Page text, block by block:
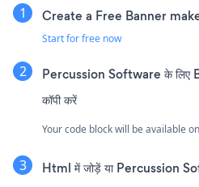
Create a Free Banner
Start for free now
Percussion Software के लिए
कॉपी करें
Your code block will be available
Html में जोड़ें या Percussion